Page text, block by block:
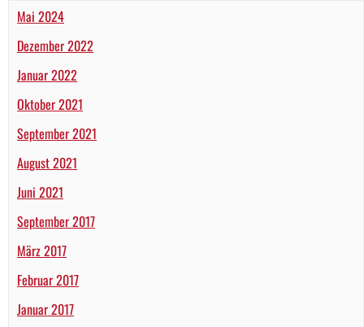
Mai 2024
Dezember 2022
Januar 2022
Oktober 2021
September 2021
August 2021
Juni 2021
September 2017
März 2017
Februar 2017
Januar 2017